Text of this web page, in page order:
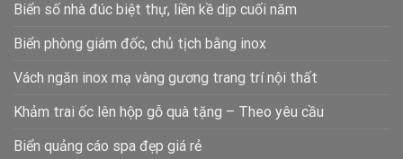
Biển số nhà đúc biệt thự, liền kề dịp cuối năm
Biển phòng giám đốc, chủ tịch bằng inox
Vách ngăn inox mạ vàng gương trang trí nội thất
Khảm trai ốc lên hộp gỗ quà tặng – Theo yêu cầu
Biển quảng cáo spa đẹp giá rẻ